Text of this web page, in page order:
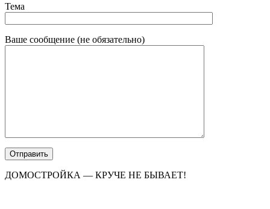
Тема
Ваше сообщение (не обязательно)
ДОМОСТРОЙКА — КРУЧЕ НЕ БЫВАЕТ!